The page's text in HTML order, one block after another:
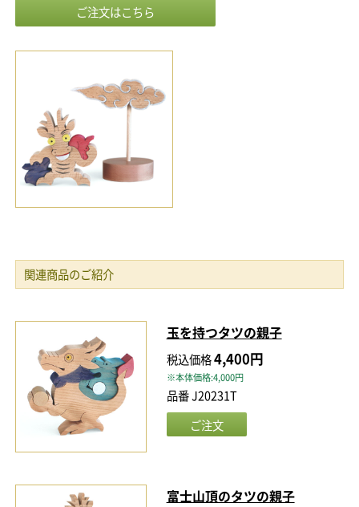
関連商品のご紹介
玉を持つタツの親子
税込価格4,400円
※本体価格:4,000円
品番 J20231T
富士山頂のタツの親子